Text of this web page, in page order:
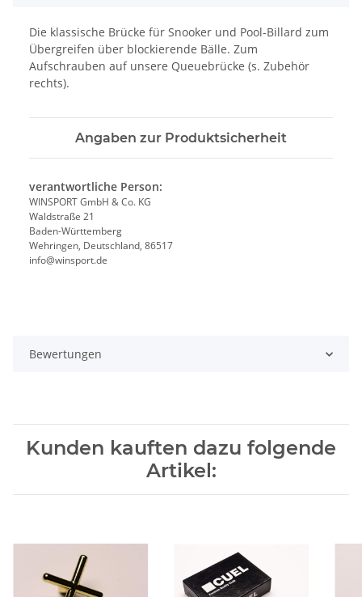
Die klassische Brücke für Snooker und Pool-Billard zum
Übergreifen über blockierende Bälle. Zum
Aufschrauben auf unsere Queuebrücke (s. Zubehör
rechts).
Angaben zur Produktsicherheit
verantwortliche Person:
WINSPORT GmbH & Co. KG
Waldstraße 21
Baden-Württemberg
Wehringen, Deutschland, 86517
info@winsport.de
Bewertungen
Kunden kauften dazu folgende
Artikel: